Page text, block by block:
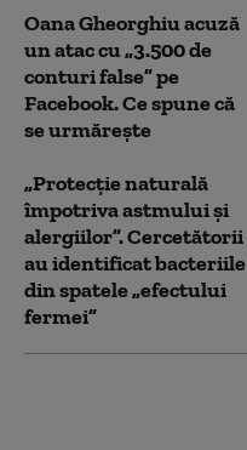
Oana Gheorghiu acuză
un atac cu „3.500 de
conturi false” pe
Facebook. Ce spune că
se urmărește
„Protecție naturală
împotriva astmului și
alergiilor”. Cercetătorii
au identificat bacteriile
din spatele „efectului
fermei”